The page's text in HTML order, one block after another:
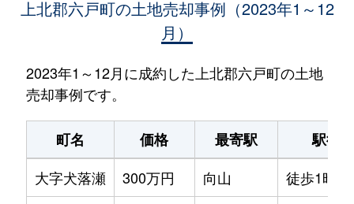
上北郡六戸町の土地売却事例（2023年1～12
月）
2023年1～12月に成約した上北郡六戸町の土地
売却事例です。
町名 価格 最寄駅
駅徒歩
大字犬落瀬
300万円 向山
徒歩1時